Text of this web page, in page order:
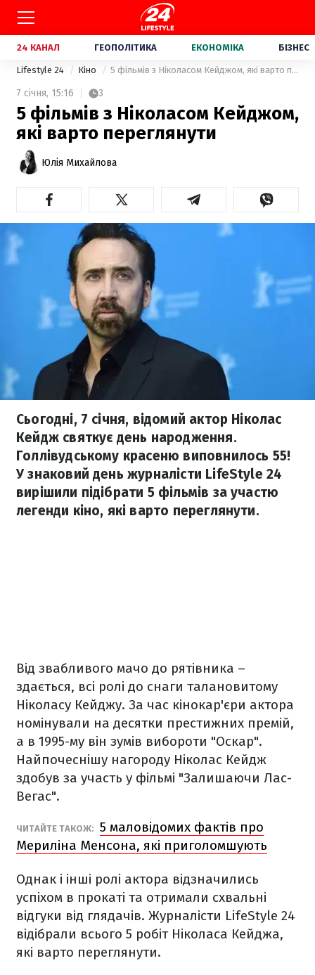
24 КАНАЛ ГЕОПОЛІТИКА ЕКОНОМІКА БІЗНЕС
Lifestyle 24 Кіно 5 фільмів з Ніколасом Кейджом, які варто переглянути
7 січня, 15:16 3
5 фільмів з Ніколасом Кейджом,
які варто переглянути
Юлія Михайлова
Сьогодні, 7 січня, відомий актор Ніколас
Кейдж святкує день народження.
Голлівудському красеню виповнилось 55!
У знаковий день журналісти LifeStyle 24
вирішили підібрати 5 фільмів за участю
легенди кіно, які варто переглянути.
Від звабливого мачо до рятівника –
здається, всі ролі до снаги талановитому
Ніколасу Кейджу. За час кінокар'єри актора
номінували на десятки престижних премій,
а в 1995-му він зумів вибороти "Оскар".
Найпочеснішу нагороду Ніколас Кейдж
здобув за участь у фільмі "Залишаючи Лас-
Вегас".
ЧИТАЙТЕ ТАКОЖ: 5 маловідомих фактів про
Мериліна Менсона, які приголомшують
Однак і інші ролі актора відзначились
успіхом в прокаті та отримали схвальні
відгуки від глядачів. Журналісти LifeStyle 24
відібрали всього 5 робіт Ніколаса Кейджа,
які варто переглянути.